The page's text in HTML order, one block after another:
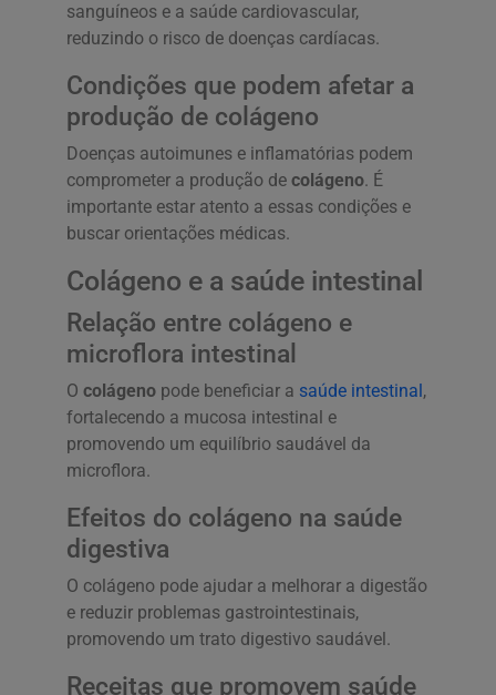
sanguíneos e a saúde cardiovascular,
reduzindo o risco de doenças cardíacas.
Condições que podem afetar a
produção de colágeno
Doenças autoimunes e inflamatórias podem
comprometer a produção de colágeno. É
importante estar atento a essas condições e
buscar orientações médicas.
Colágeno e a saúde intestinal
Relação entre colágeno e
microflora intestinal
O colágeno pode beneficiar a saúde intestinal ,
fortalecendo a mucosa intestinal e
promovendo um equilíbrio saudável da
microflora.
Efeitos do colágeno na saúde
digestiva
O colágeno pode ajudar a melhorar a digestão
e reduzir problemas gastrointestinais,
promovendo um trato digestivo saudável.
Receitas que promovem saúde